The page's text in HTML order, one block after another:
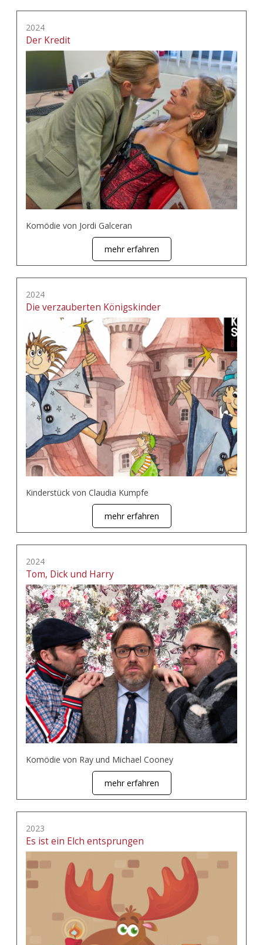
2024
Der Kredit
Komödie von Jordi Galceran
mehr erfahren
2024
Die verzauberten Königskinder
Kinderstück von Claudia Kumpfe
mehr erfahren
2024
Tom, Dick und Harry
Komödie von Ray und Michael Cooney
mehr erfahren
2023
Es ist ein Elch entsprungen